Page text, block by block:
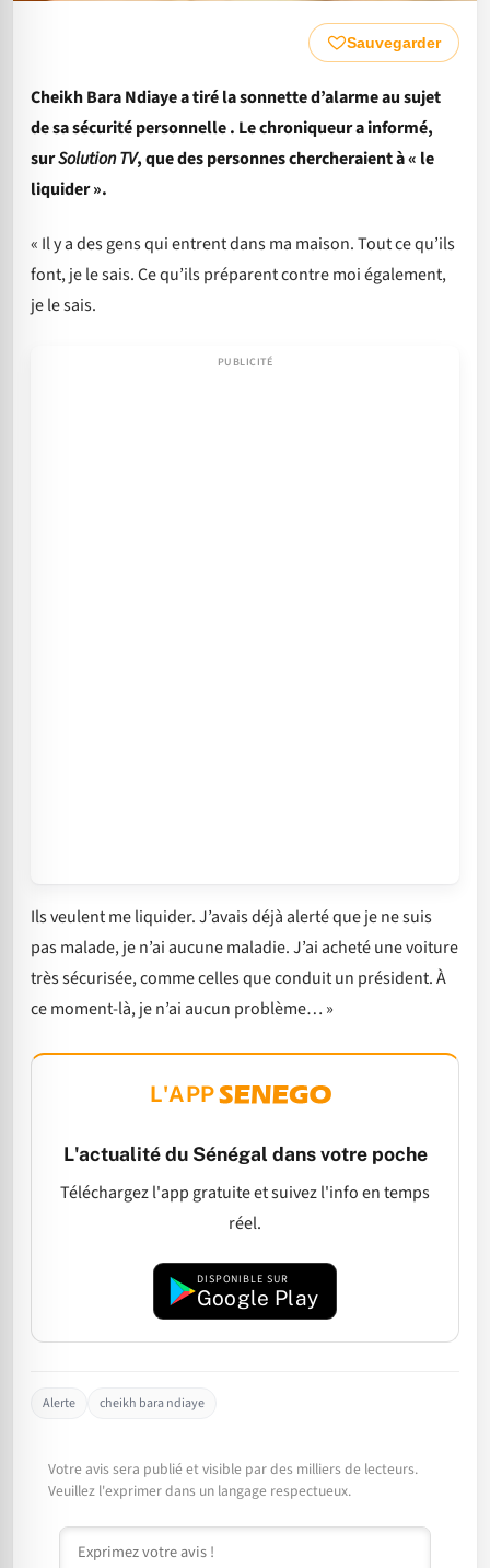
Sauvegarder
Cheikh Bara Ndiaye a tiré la sonnette d’alarme au sujet
de sa sécurité personnelle . Le chroniqueur a informé,
surSolution TV, que des personnes chercheraient à « le
liquider ».
« Il y a des gens qui entrent dans ma maison. Tout ce qu’ils
font, je le sais. Ce qu’ils préparent contre moi également,
je le sais.
Ils veulent me liquider. J’avais déjà alerté que je ne suis
pas malade, je n’ai aucune maladie. J’ai acheté une voiture
très sécurisée, comme celles que conduit un président. À
ce moment-là, je n’ai aucun problème… »
L'APP
L'actualité du Sénégal dans votre poche
Téléchargez l'app gratuite et suivez l'info en temps
réel.
DISPONIBLE SUR
Google Play
Alerte cheikh bara ndiaye
Votre avis sera publié et visible par des milliers de lecteurs.
Veuillez l'exprimer dans un langage respectueux.
Commentaire